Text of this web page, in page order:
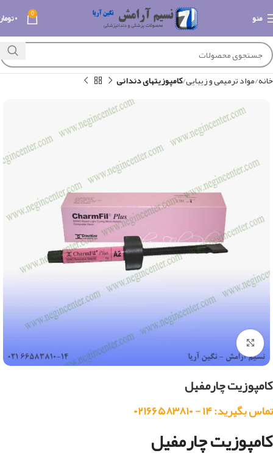
منو 0 ۰
خانه مواد ترمیمی و زیبایی کامپوزیتهای دندانی
بزرگنمایی تصویر
کامپوزیت چارمفیل
تماس بگیرید: ۱۴ - ۰۲۱۶۶۵۸۳۸۱۰
کامپوزیت چارمفیل